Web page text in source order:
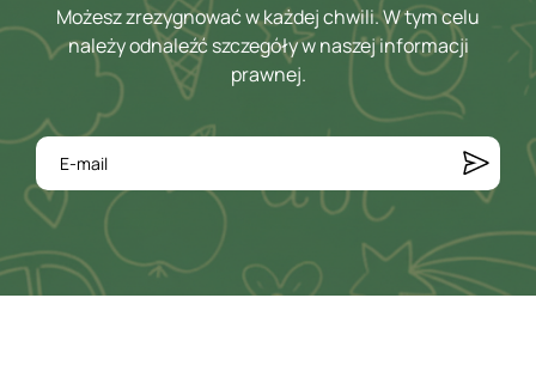
Możesz zrezygnować w każdej chwili. W tym celu
należy odnaleźć szczegóły w naszej informacji
prawnej.